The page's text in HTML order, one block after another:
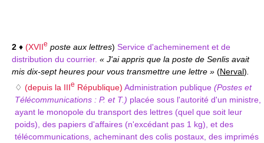
2 ♦ (XVIIe poste aux lettres) Service d'acheminement et de
distribution du courrier. « J'ai appris que la poste de Senlis avait
mis dix-sept heures pour vous transmettre une lettre » (Nerval)
♢ (depuis la IIIe République) Administration publique (Postes et
Télécommunications : P. et T.) placée sous l'autorité d'un ministre,
ayant le monopole du transport des lettres (quel que soit leur
poids), des papiers d'affaires (n'excédant pas 1 kg), et des
télécommunications, acheminant des colis postaux, des imprimés